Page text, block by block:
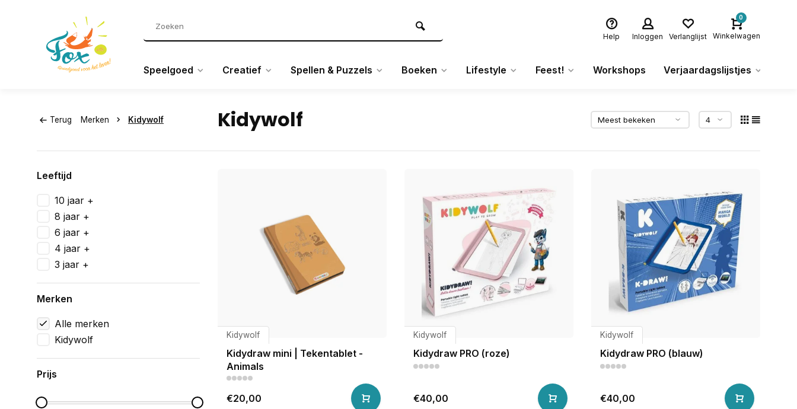
Help Inloggen Verlanglijst
0
Winkelwagen
Speelgoed Creatief Spellen & Puzzels Boeken Lifestyle Feest! Workshops Verjaardagslijstjes
Terug Merken Kidywolf Kidywolf
Leeftijd
10 jaar +
8 jaar +
6 jaar +
4 jaar +
3 jaar +
Merken
Alle merken
Kidywolf
Prijs
Kidywolf
Kidydraw mini | Tekentablet -
Animals
€20,00
Kidywolf
Kidydraw PRO (roze)
€40,00
Kidywolf
Kidydraw PRO (blauw)
€40,00